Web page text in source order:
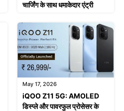
चार्जिंग के साथ धमाकेदार एंट्री
May 17, 2026
iQOO Z11 5G: AMOLED
डिस्प्ले और पावरफुल प्रोसेसर के